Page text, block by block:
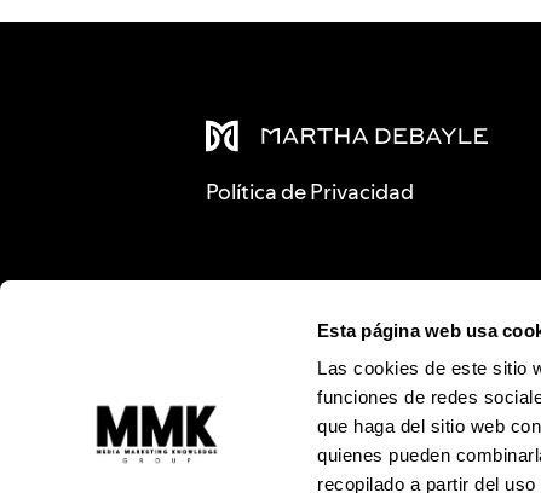
Esta página web usa
Las cookies de este sitio
funciones de redes
que haga del sitio web
quienes pueden
recopilado a partir del
Política de Privacidad